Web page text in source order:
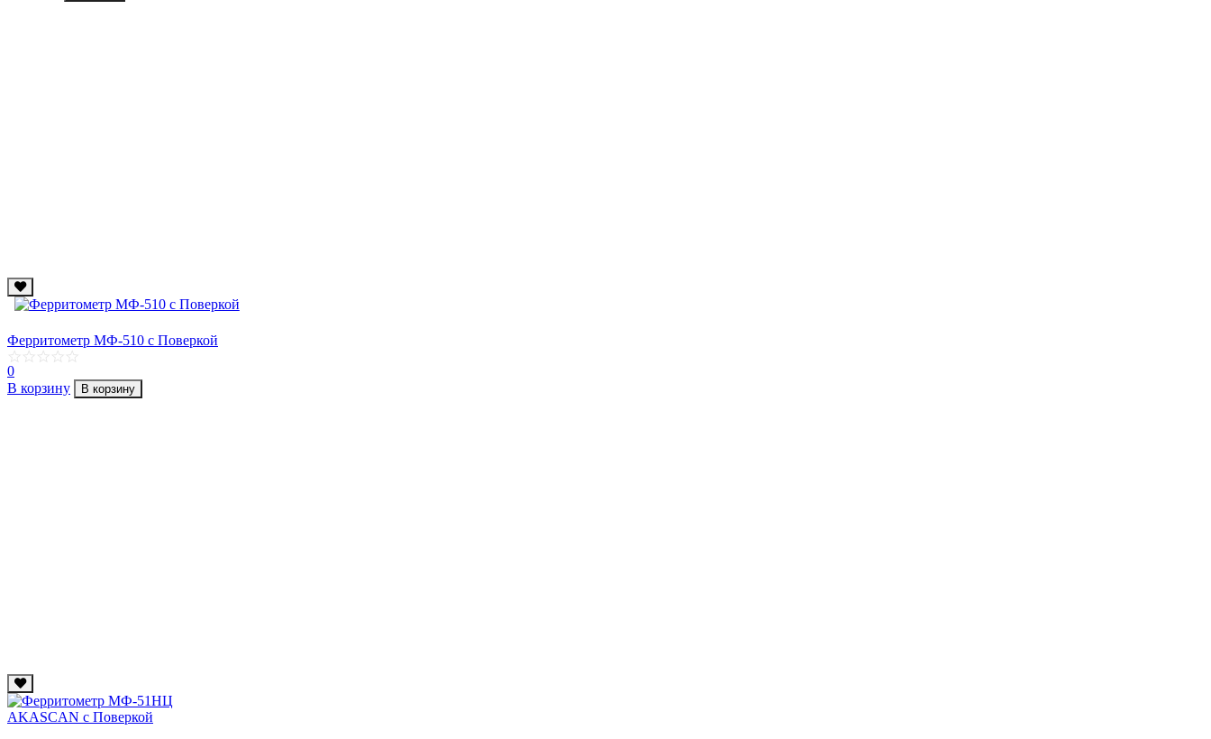
Ферритометр МФ-510 с Поверкой
0
В корзину
В корзину